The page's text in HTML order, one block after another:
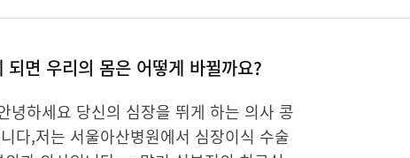
되면 우리의 몸은 어떻게 바뀔까요?
녕하세요 당신의 심장을 뛰게 하는 의사 콩
다,저는 서울아산병원에서 심장이식 수술